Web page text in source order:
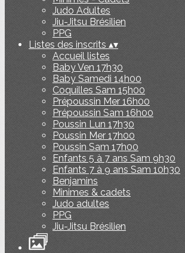
Judo Adultes
Jiu-Jitsu Brésilien
PPG
Listes des inscrits ▴▾
Accueil listes
Baby Ven 17h30
Baby Samedi 14h00
Coquilles Sam 15h00
Prépoussin Mer 16h00
Prépoussin Sam 16h00
Poussin Lun 17h30
Poussin Mer 17h00
Poussin Sam 17h00
Enfants 5 à 7 ans Sam 9h30
Enfants 7 à 9 ans Sam 10h30
Benjamins
Minimes & cadets
Judo adultes
PPG
Jiu-Jitsu Brésilien